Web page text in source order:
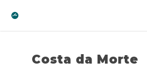
Costa da Morte